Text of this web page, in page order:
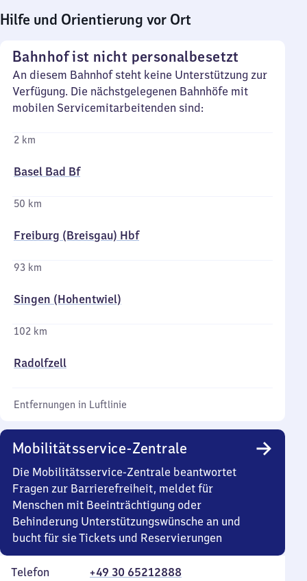
Hilfe und Orientierung vor Ort
Bahnhof ist nicht personalbesetzt
An diesem Bahnhof steht keine Unterstützung zur
Verfügung. Die nächstgelegenen Bahnhöfe mit
mobilen Servicemitarbeitenden sind:
2 km
Basel Bad Bf
50 km
Freiburg (Breisgau) Hbf
93 km
Singen (Hohentwiel)
102 km
Radolfzell
Entfernungen in Luftlinie
Mobilitätsservice-Zentrale
Die Mobilitätsservice-Zentrale beantwortet
Fragen zur Barrierefreiheit, meldet für
Menschen mit Beeinträchtigung oder
Behinderung Unterstützungswünsche an und
bucht für sie Tickets und Reservierungen
Telefon +49 30 65212888